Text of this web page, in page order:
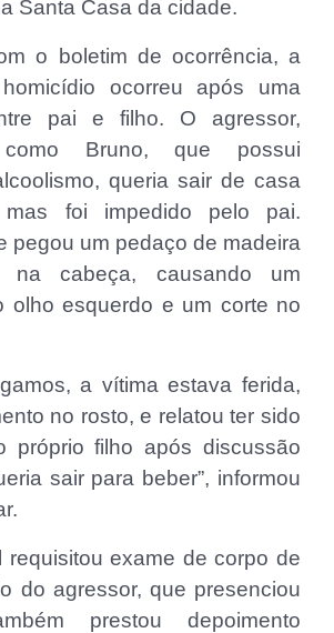
Santa Casa da cidade.
o boletim de ocorrência, a
ocorreu após uma
pai e filho. O agressor,
como Bruno, que possui
queria sair de casa
mas foi impedido pelo pai.
pegou um pedaço de madeira
cabeça, causando um
olho esquerdo e um corte no
a vítima estava ferida,
no rosto, e relatou ter sido
próprio filho após discussão
sair para beber”, informou
requisitou exame de corpo de
do agressor, que presenciou
prestou depoimento